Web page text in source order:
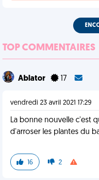
TOP COMMENTAIRES
Ablator 17
vendredi 23 avril 2021 17:29
La bonne nouvelle c'est
d'arroser les plantes du
16 2